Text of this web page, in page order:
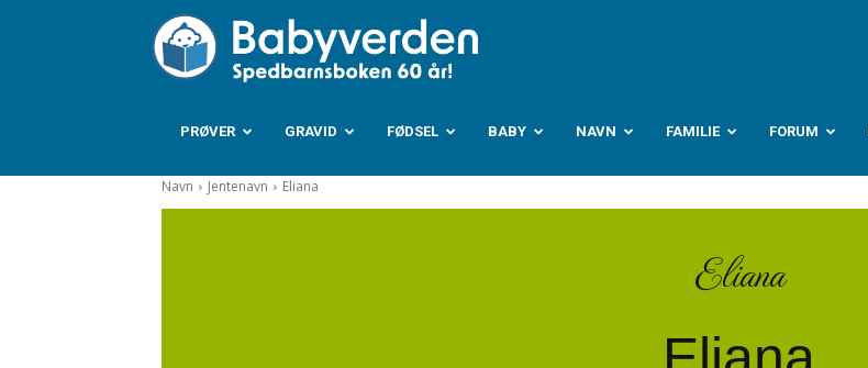
Babyverden.no
PRØVER GRAVID FØDSEL BABY NAVN FAMILIE FORUM
Navn Jentenavn Eliana
Eliana